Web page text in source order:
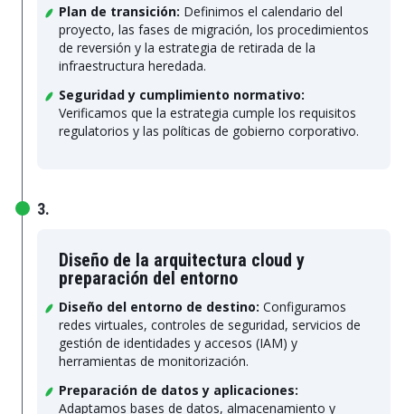
Plan de transición: Definimos el calendario del
proyecto, las fases de migración, los procedimientos
de reversión y la estrategia de retirada de la
infraestructura heredada.
Seguridad y cumplimiento normativo:
Verificamos que la estrategia cumple los requisitos
regulatorios y las políticas de gobierno corporativo.
Diseño de la arquitectura cloud y
preparación del entorno
Diseño del entorno de destino: Configuramos
redes virtuales, controles de seguridad, servicios de
gestión de identidades y accesos (IAM) y
herramientas de monitorización.
Preparación de datos y aplicaciones:
Adaptamos bases de datos, almacenamiento y
3.